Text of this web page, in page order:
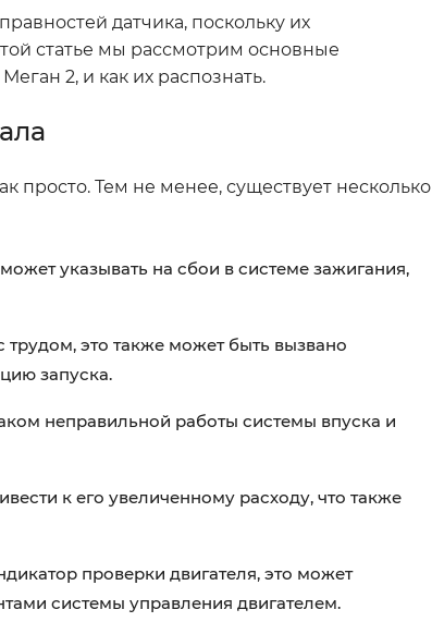
датчика, поскольку их
статье мы рассмотрим основные
2, и как их распознать.
просто. Тем не менее, существует несколько
указывать на сбои в системе зажигания,
трудом, это также может быть вызвано
запуска.
неправильной работы системы впуска и
к его увеличенному расходу, что также
проверки двигателя, это может
системы управления двигателем.